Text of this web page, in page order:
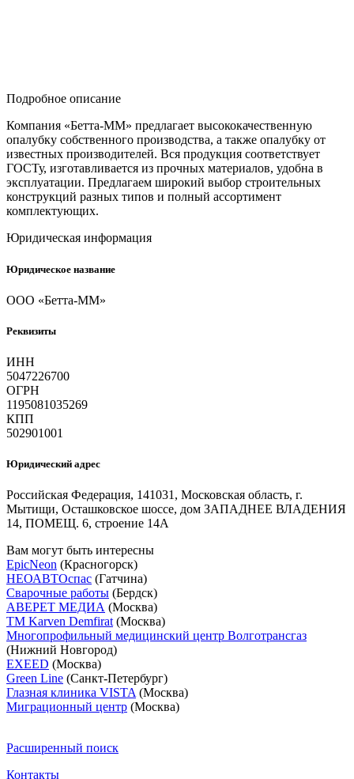
Подробное описание
Компания «Бетта-ММ» предлагает высококачественную
опалубку собственного производства, а также опалубку от
известных производителей. Вся продукция соответствует
ГОСТу, изготавливается из прочных материалов, удобна в
эксплуатации. Предлагаем широкий выбор строительных
конструкций разных типов и полный ассортимент
комплектующих.
Юридическая информация
Юридическое название
ООО «Бетта-ММ»
Реквизиты
ИНН
5047226700
ОГРН
1195081035269
КПП
502901001
Юридический адрес
Российская Федерация, 141031, Московская область, г.
Мытищи, Осташковское шоссе, дом ЗАПАДНЕЕ ВЛАДЕНИЯ
14, ПОМЕЩ. 6, строение 14А
Вам могут быть интересны
EpicNeon (Красногорск)
НЕОАВТОспас (Гатчина)
Сварочные работы (Бердск)
АВЕРЕТ МЕДИА (Москва)
ТМ Karven Demfirat (Москва)
Многопрофильный медицинский центр Волготрансгаз
(Нижний Новгород)
EXEED (Москва)
Green Line (Санкт-Петербург)
Глазная клиника VISTA (Москва)
Миграционный центр (Москва)
Расширенный поиск
Контакты